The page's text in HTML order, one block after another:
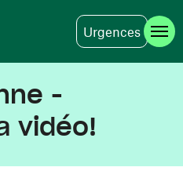
Urgences
-
vidéo!